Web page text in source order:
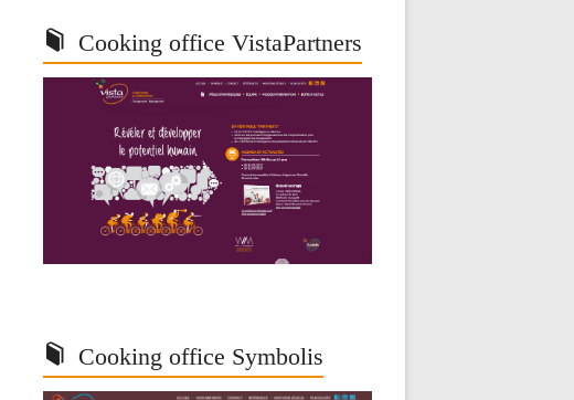
Cooking office VistaPartners
Cooking office Symbolis